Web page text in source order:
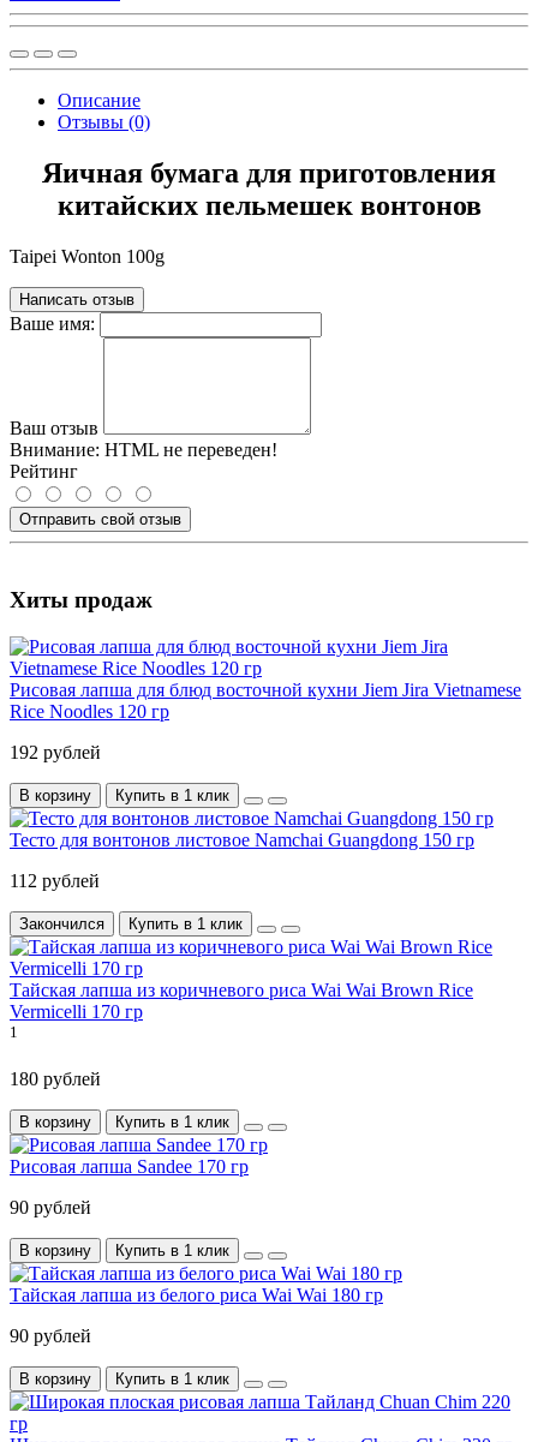
Описание
Отзывы (0)
Яичная бумага для приготовления
китайских пельмешек вонтонов
Taipei Wonton 100g
Написать отзыв
Ваше имя:
Ваш отзыв
Внимание: HTML не переведен!
Рейтинг
Отправить свой отзыв
Хиты продаж
Рисовая лапша для блюд восточной кухни Jiem Jira Vietnamese
Rice Noodles 120 гр
192 рублей
В корзину Купить в 1 клик
Тесто для вонтонов листовое Namchai Guangdong 150 гр
112 рублей
Закончился Купить в 1 клик
Тайская лапша из коричневого риса Wai Wai Brown Rice
Vermicelli 170 гр
1
180 рублей
В корзину Купить в 1 клик
Рисовая лапша Sandee 170 гр
90 рублей
В корзину Купить в 1 клик
Тайская лапша из белого риса Wai Wai 180 гр
90 рублей
В корзину Купить в 1 клик